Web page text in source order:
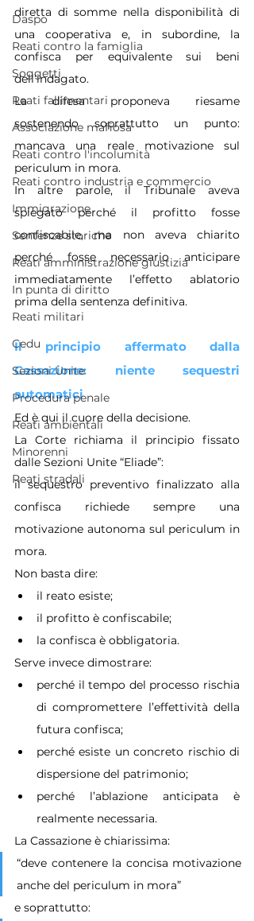
Daspo
Reati contro la famiglia
Soggetti
Reati fallimentari
Associazione mafiosa
Reati contro l'incolumità
Reati contro industria e commercio
Immigrazione
Sentenze storiche
Reati amministrazione giustizia
In punta di diritto
Reati militari
Cedu
Sezioni Unite
Procedura penale
Reati ambientali
Minorenni
Reati stradali
diretta di somme nella disponibilità di
una cooperativa e, in subordine, la
confisca per equivalente sui beni
dell’indagato.
La difesa proponeva riesame
sostenendo soprattutto un punto:
mancava una reale motivazione sul
periculum in mora.
In altre parole, il Tribunale aveva
spiegato perché il profitto fosse
confiscabile, ma non aveva chiarito
perché fosse necessario anticipare
immediatamente l’effetto ablatorio
prima della sentenza definitiva.
Il principio affermato dalla
Cassazione: niente sequestri
automatici
Ed è qui il cuore della decisione.
La Corte richiama il principio fissato
dalle Sezioni Unite “Eliade”:
il sequestro preventivo finalizzato alla
confisca richiede sempre una
motivazione autonoma sul periculum in
mora.
Non basta dire:
il reato esiste;
il profitto è confiscabile;
la confisca è obbligatoria.
Serve invece dimostrare:
perché il tempo del processo rischia
di compromettere l’effettività della
futura confisca;
perché esiste un concreto rischio di
dispersione del patrimonio;
perché l’ablazione anticipata è
realmente necessaria.
La Cassazione è chiarissima:
“deve contenere la concisa motivazione
anche del periculum in mora”
e soprattutto: